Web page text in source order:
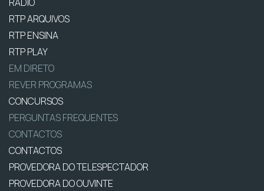
RTP ARQUIVOS
RTP ENSINA
RTP PLAY
EM DIRETO
REVER PROGRAMAS
CONCURSOS
PERGUNTAS FREQUENTES
CONTACTOS
CONTACTOS
PROVEDORA DO TELESPECTADOR
PROVEDORA DO OUVINTE